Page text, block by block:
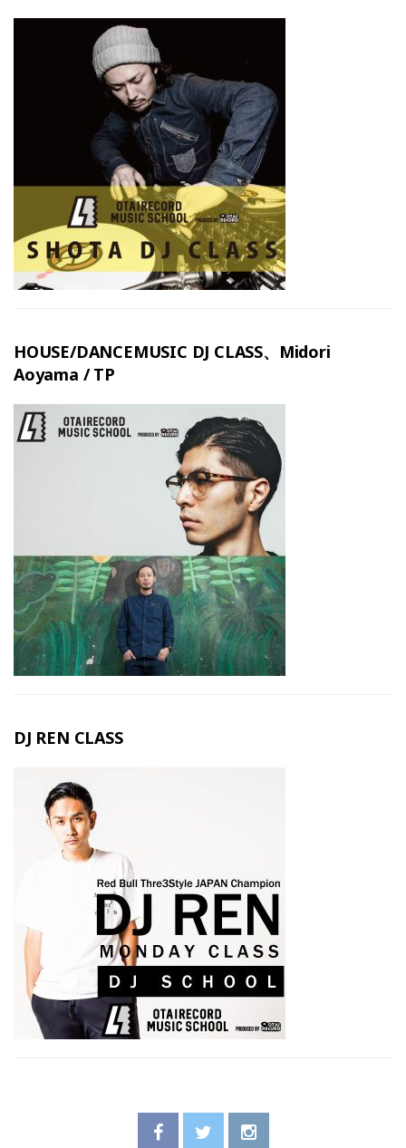
HOUSE/DANCEMUSIC DJ CLASS、Midori
Aoyama / TP
DJ REN CLASS